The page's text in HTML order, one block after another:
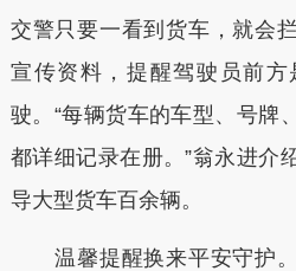
交警只要一看到货车，就会
宣传资料，提醒驾驶员前
驶。“每辆货车的车型、号牌
都详细记录在册。”翁永进介
导大型货车百余辆。
温馨提醒换来平安守护。